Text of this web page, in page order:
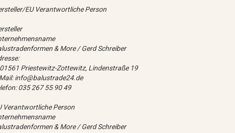
EU Verantwortliche Person
& More / Gerd Schreiber
Priestewitz-Zottewitz, Lindenstraße 19
info@balustrade24.de
035 267 55 90 49
Verantwortliche Person
& More / Gerd Schreiber